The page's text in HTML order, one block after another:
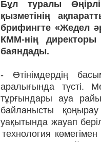
Бұл туралы
қызметінің
брифингте «Жедел
КММ-нің
баяндады.
- Өтінімдердің
аралығында түсті.
тұрғындары ауа
байланысты
уақытында жауап